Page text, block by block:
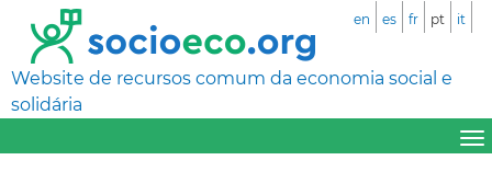
Website de recursos comum da economia social e
solidária
en es fr pt it